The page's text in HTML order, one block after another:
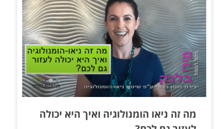
מה זה ניאו הומנולוגיה ואיך היא יכולה